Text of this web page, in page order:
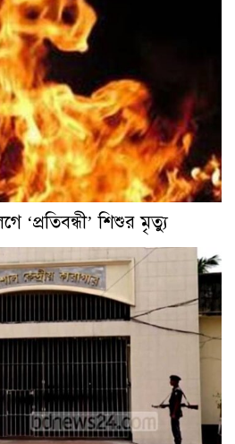
‘প্রতিবন্ধী’ শিশুর মৃত্যু